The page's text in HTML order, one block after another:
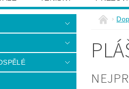
VÝPRODEJ OBUTEX
PRODEJNY